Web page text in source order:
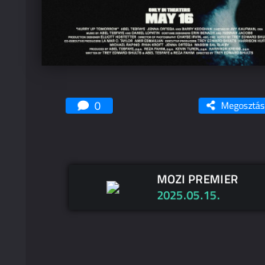
0 Megosztás
MOZI PREMIER
2025.05.15.